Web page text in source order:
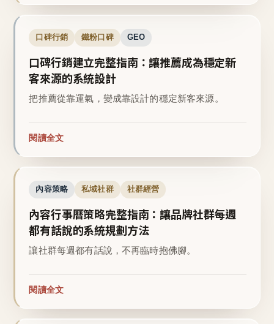
口碑行銷 鐵粉口碑 GEO
口碑行銷建立完整指南：讓推薦成為穩定新
客來源的系統設計
把推薦從靠運氣，變成靠設計的穩定新客來源。
閱讀全文
內容策略 私域社群 社群經營
內容行事曆策略完整指南：讓品牌社群每週
都有話說的系統規劃方法
讓社群每週都有話說，不再臨時抱佛腳。
閱讀全文